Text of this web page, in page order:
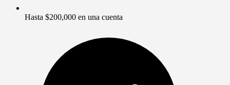
Hasta $200,000 en una cuenta